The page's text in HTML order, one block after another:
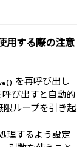
用する際の注意
を再呼び出し
呼び出すと自動的
ループを引き起
理するよう設定